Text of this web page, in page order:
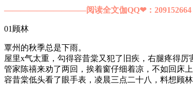
——————————阅读全文伽QQ❤：
01顾林
覃州的秋季总是下雨。
屋里x气太重，勾得容昔棠又犯了旧疾，右腿疼得
管家陈禧来劝了两回，挨着窗仔细着凉，不如回床上
容昔棠低头看了眼手表，凌晨三点二十八，料想顾林